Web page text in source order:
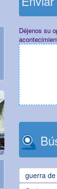
Déjenos su
guerra